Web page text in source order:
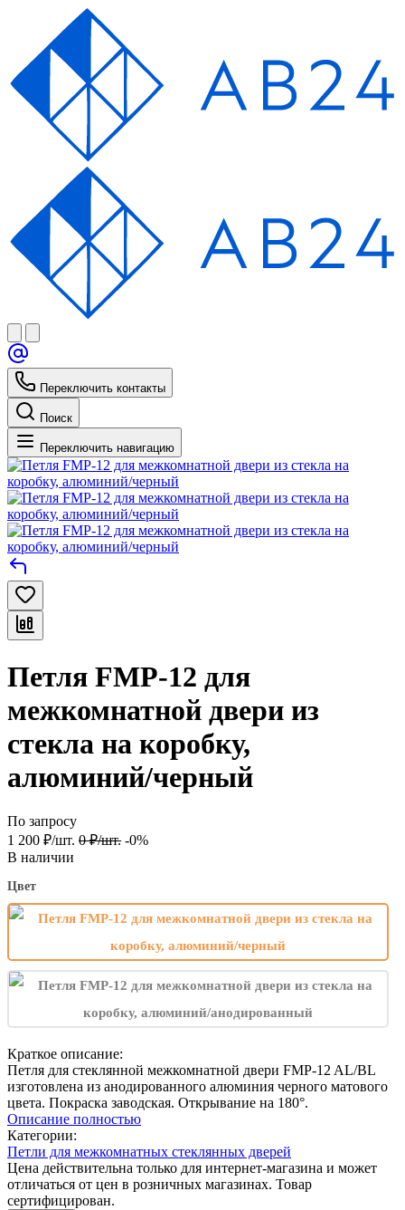
Переключить контакты
Поиск
Переключить навигацию
Петля FMP-12 для
межкомнатной двери из
стекла на коробку,
алюминий/черный
По запросу
1 200 ₽/шт. 0 ₽/шт. -0%
В наличии
Цвет
Краткое описание:
Петля для стеклянной межкомнатной двери FMP-12 AL/BL
изготовлена из анодированного алюминия черного матового
цвета. Покраска заводская. Открывание на 180°.
Описание полностью
Категории:
Петли для межкомнатных стеклянных дверей
Цена действительна только для интернет-магазина и может
отличаться от цен в розничных магазинах. Товар
сертифицирован.